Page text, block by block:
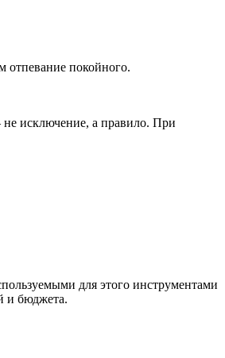
отпевание покойного.
исключение, а правило. При
для этого инструментами
и бюджета.